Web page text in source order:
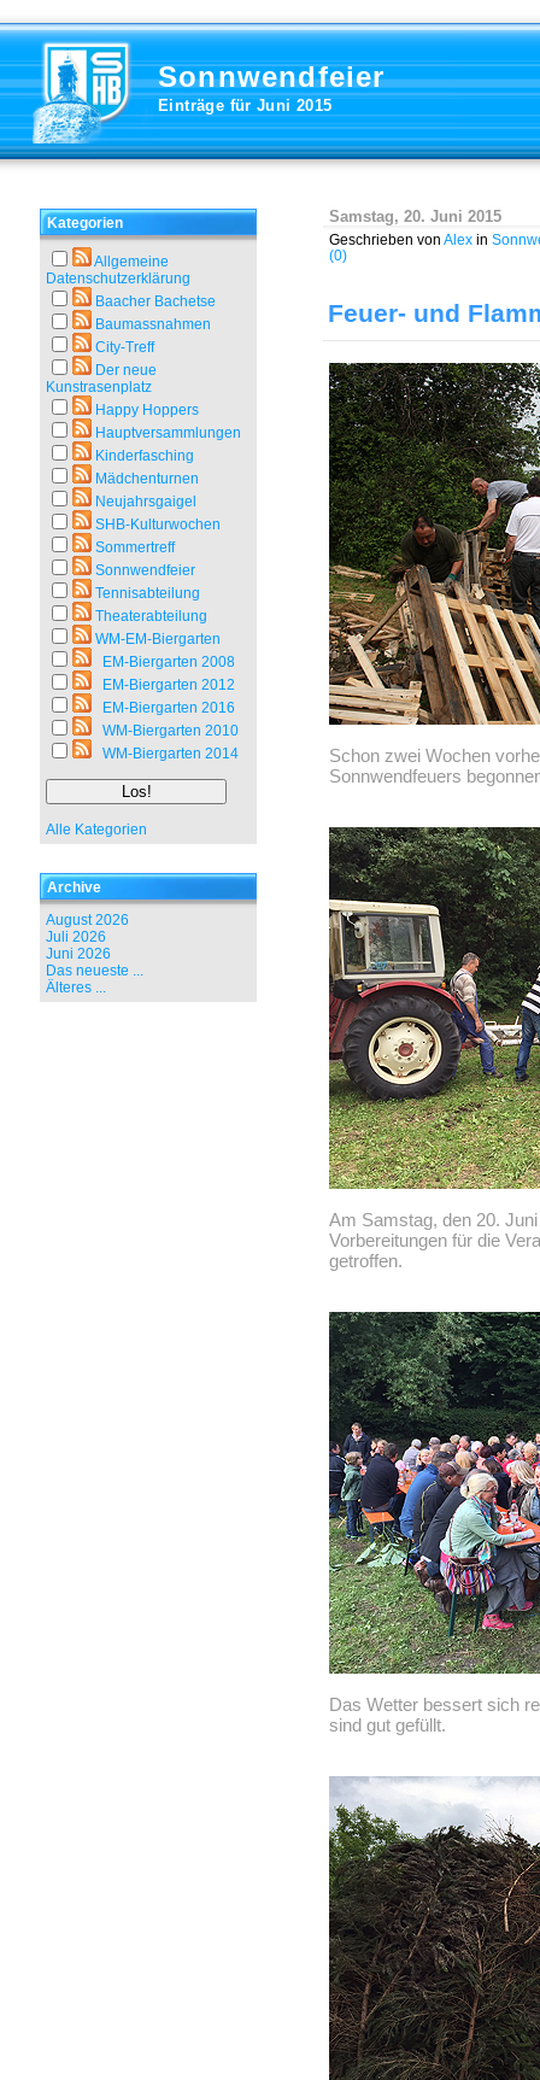
Sonnwendfeier
Einträge für Juni 2015
Kategorien
Allgemeine
Datenschutzerklärung
Baacher Bachetse
Baumassnahmen
City-Treff
Der neue
Kunstrasenplatz
Happy Hoppers
Hauptversammlungen
Kinderfasching
Mädchenturnen
Neujahrsgaigel
SHB-Kulturwochen
Sommertreff
Sonnwendfeier
Tennisabteilung
Theaterabteilung
WM-EM-Biergarten
EM-Biergarten 2008
EM-Biergarten 2012
EM-Biergarten 2016
WM-Biergarten 2010
WM-Biergarten 2014
Alle Kategorien
Archive
August 2026
Juli 2026
Juni 2026
Das neueste ...
Älteres ...
Samstag, 20. Juni 2015
Geschrieben von Alex in
(0)
Feuer- und
Schon zwei Wochen
Sonnwendfeuers
Am Samstag, den 20.
Vorbereitungen für die
getroffen.
Das Wetter bessert sich
sind gut gefüllt.